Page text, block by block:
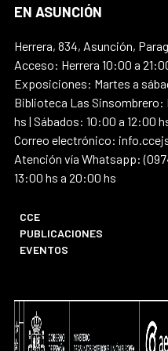
EN ASUNCIÓN
Herrera, 834, Asunción,
Acceso: Herrera 10:00 a
Exposiciones: Martes a
Biblioteca Las Sinsombrero:
hs | Sábados: 10:00 a 12:00
Correo electrónico:
Atención vía Whatsapp:
13:00 hs a 20:00 hs
CCE
PUBLICACIONES
EVENTOS